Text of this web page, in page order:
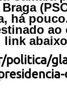
há
link
politica/